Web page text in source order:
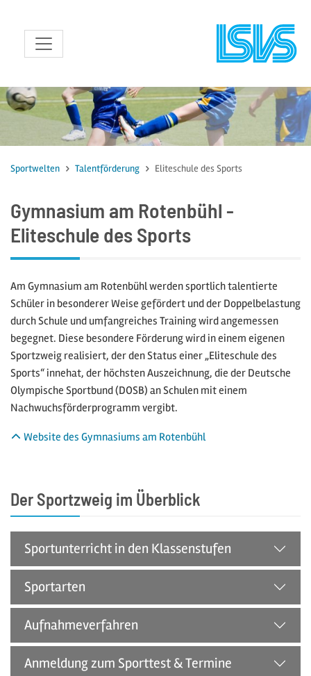
zum Inhalt
Sportwelten Talentförderung Eliteschule des Sports
Gymnasium am Rotenbühl -
Eliteschule des Sports
Am Gymnasium am Rotenbühl werden sportlich talentierte
Schüler in besonderer Weise gefördert und der Doppelbelastung
durch Schule und umfangreiches Training wird angemessen
begegnet. Diese besondere Förderung wird in einem eigenen
Sportzweig realisiert, der den Status einer „Eliteschule des
Sports“ innehat, der höchsten Auszeichnung, die der Deutsche
Olympische Sportbund (DOSB) an Schulen mit einem
Nachwuchsförderprogramm vergibt.
Website des Gymnasiums am Rotenbühl
Der Sportzweig im Überblick
Sportunterricht in den Klassenstufen
Sportarten
Aufnahmeverfahren
Anmeldung zum Sporttest & Termine